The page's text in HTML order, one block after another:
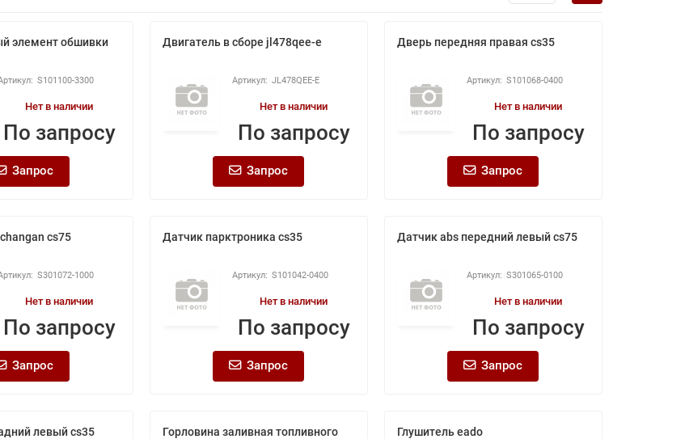
элемент обшивки
S101100-3300
Нет в наличии
По запросу
Запрос
Двигатель в сборе jl478qee-e
JL478QEE-E
Нет в наличии
По запросу
Запрос
Дверь передняя правая cs35
S101068-0400
Нет в наличии
По запросу
Запрос
cs75
S301072-1000
Нет в наличии
По запросу
Запрос
Датчик парктроника cs35
S101042-0400
Нет в наличии
По запросу
Запрос
Датчик abs передний левый cs75
S301065-0100
Нет в наличии
По запросу
Запрос
левый cs35
Горловина заливная топливного
Глушитель eado